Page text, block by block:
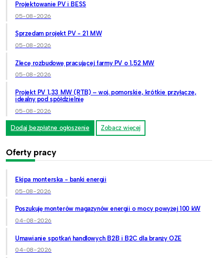
Projektowanie PV i BESS
05-08-2026
Sprzedam projekt PV - 21 MW
05-08-2026
Zlecę rozbudowę pracującej farmy PV o 1,52 MW
05-08-2026
Projekt PV 1,33 MW (RTB) – woj. pomorskie, krótkie przyłącze,
idealny pod spółdzielnię
05-08-2026
Dodaj bezpłatne ogłoszenie Zobacz więcej
Oferty pracy
Ekipa monterska - banki energii
05-08-2026
Poszukuję monterów magazynów energii o mocy powyżej 100 kW
04-08-2026
Umawianie spotkań handlowych B2B i B2C dla branży OZE
04-08-2026